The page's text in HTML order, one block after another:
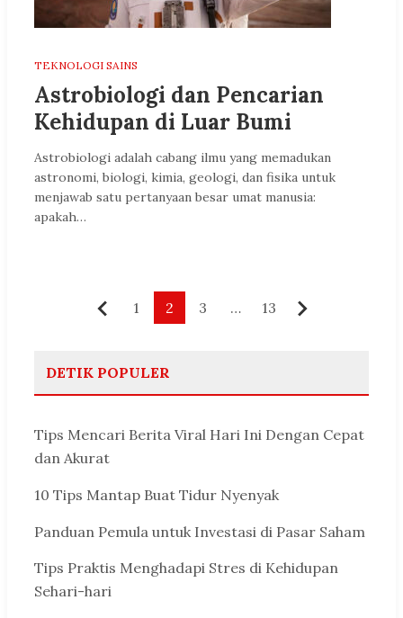
TEKNOLOGI SAINS
Astrobiologi dan Pencarian
Kehidupan di Luar Bumi
Astrobiologi adalah cabang ilmu yang memadukan
astronomi, biologi, kimia, geologi, dan fisika untuk
menjawab satu pertanyaan besar umat manusia:
apakah…
Paginasi
Sebelumnya
1 2 3 … 13
DETIK POPULER
Tips Mencari Berita Viral Hari Ini Dengan Cepat
dan Akurat
10 Tips Mantap Buat Tidur Nyenyak
Panduan Pemula untuk Investasi di Pasar Saham
Tips Praktis Menghadapi Stres di Kehidupan
Sehari-hari